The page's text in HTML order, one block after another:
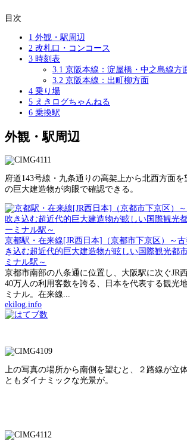
目次
1 外観・駅周辺
2 改札口・コンコース
3 時刻表
3.1 京阪本線：淀屋橋・中之島線方
3.2 京阪本線：出町柳方面
4 乗り場
5 えきログちゃんねる
6 乗換駅
外観・駅周辺
府道143号線・九条通りの高架上から北西方面を
の巨大建造物が肉眼で確認できる。
京都駅・在来線[JR西日本]（京都市下京区）～
き込む超近代的巨大建造物が眩しい国際観光都
ミナル駅～
京都市南部の八条通に位置し、大阪駅に次ぐJR
40万人の利用客数を誇る、日本を代表する観光
ミナル。在来線...
ekilog.info
上の写真の場所から南側を望むと、２路線が立
ともダイナミックな光景が。